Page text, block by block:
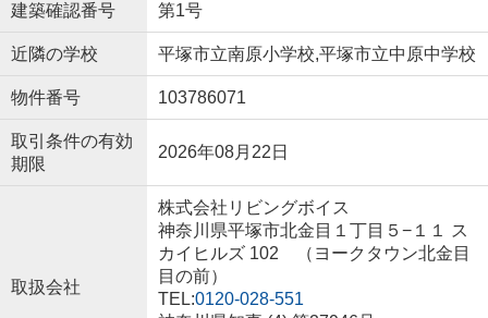
建築確認番号 第1号
近隣の学校 平塚市立南原小学校,平塚市立中原中学校
物件番号 103786071
取引条件の有効
期限
2026年08月22日
取扱会社
株式会社リビングボイス
神奈川県平塚市北金目１丁目５−１１ ス
カイヒルズ 102 （ヨークタウン北金目
目の前）
TEL:0120-028-551